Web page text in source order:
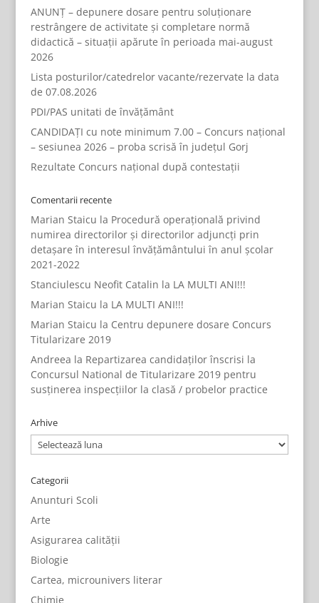
ANUNȚ – depunere dosare pentru soluționare
restrângere de activitate și completare normă
didactică – situații apărute în perioada mai-august
2026
Lista posturilor/catedrelor vacante/rezervate la data
de 07.08.2026
PDI/PAS unitati de învățământ
CANDIDAȚI cu note minimum 7.00 – Concurs național
– sesiunea 2026 – proba scrisă în județul Gorj
Rezultate Concurs național după contestații
Comentarii recente
Marian Staicu la Procedură operațională privind
numirea directorilor și directorilor adjuncți prin
detașare în interesul învățământului în anul școlar
2021-2022
Stanciulescu Neofit Catalin la LA MULTI ANI!!!
Marian Staicu la LA MULTI ANI!!!
Marian Staicu la Centru depunere dosare Concurs
Titularizare 2019
Andreea la Repartizarea candidaților înscrisi la
Concursul National de Titularizare 2019 pentru
susținerea inspecțiilor la clasă / probelor practice
Arhive
Arhive
Categorii
Anunturi Scoli
Arte
Asigurarea calității
Biologie
Cartea, microunivers literar
Chimie